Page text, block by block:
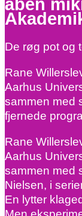
åben
De røg pot og
Rane
Aarhus
sammen med
fjernede
Rane
Aarhus
sammen med
Nielsen, i
En lytter